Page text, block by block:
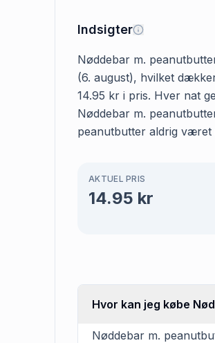
Indsigter
Nøddebar m.
(6. august), hvilket
14.95 kr i pris. Hver nat
Nøddebar m.
peanutbutter aldrig været
AKTUEL PRIS
14.95 kr
Hvor kan jeg købe
Nøddebar m.